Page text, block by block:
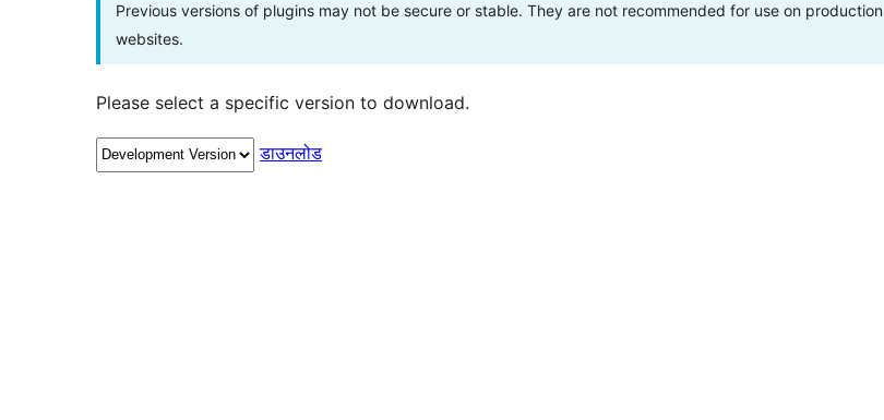
Previous versions of plugins may not be secure or stable. They are not recommended for use on production
websites.
Please select a specific version to download.
डाउनलोड